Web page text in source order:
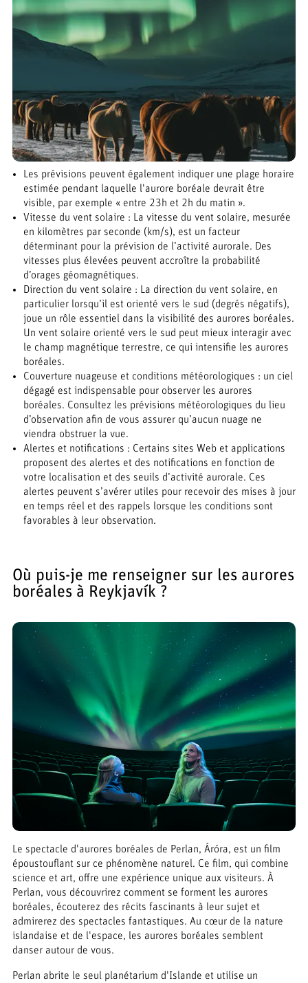
Les prévisions peuvent également indiquer une plage horaire
estimée pendant laquelle l'aurore boréale devrait être
visible, par exemple « entre 23h et 2h du matin ».
Vitesse du vent solaire : La vitesse du vent solaire, mesurée
en kilomètres par seconde (km/s), est un facteur
déterminant pour la prévision de l’activité aurorale. Des
vitesses plus élevées peuvent accroître la probabilité
d’orages géomagnétiques.
Direction du vent solaire : La direction du vent solaire, en
particulier lorsqu’il est orienté vers le sud (degrés négatifs),
joue un rôle essentiel dans la visibilité des aurores boréales.
Un vent solaire orienté vers le sud peut mieux interagir avec
le champ magnétique terrestre, ce qui intensifie les aurores
boréales.
Couverture nuageuse et conditions météorologiques : un ciel
dégagé est indispensable pour observer les aurores
boréales. Consultez les prévisions météorologiques du lieu
d’observation afin de vous assurer qu’aucun nuage ne
viendra obstruer la vue.
Alertes et notifications : Certains sites Web et applications
proposent des alertes et des notifications en fonction de
votre localisation et des seuils d’activité aurorale. Ces
alertes peuvent s’avérer utiles pour recevoir des mises à jour
en temps réel et des rappels lorsque les conditions sont
favorables à leur observation.
Où puis-je me renseigner sur les aurores
boréales à Reykjavík ?
Le spectacle d'aurores boréales de Perlan, Áróra, est un film
époustouflant sur ce phénomène naturel. Ce film, qui combine
science et art, offre une expérience unique aux visiteurs. À
Perlan, vous découvrirez comment se forment les aurores
boréales, écouterez des récits fascinants à leur sujet et
admirerez des spectacles fantastiques. Au cœur de la nature
islandaise et de l'espace, les aurores boréales semblent
danser autour de vous.
Perlan abrite le seul planétarium d'Islande et utilise un